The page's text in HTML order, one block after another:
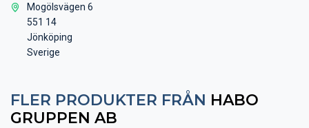
Mogölsvägen 6
551 14
Jönköping
Sverige
FLER PRODUKTER FRÅN HABO
GRUPPEN AB